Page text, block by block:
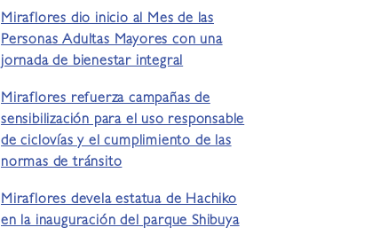
Miraflores dio inicio al Mes de las
Personas Adultas Mayores con una
jornada de bienestar integral
Miraflores refuerza campañas de
sensibilización para el uso responsable
de ciclovías y el cumplimiento de las
normas de tránsito
Miraflores devela estatua de Hachiko
en la inauguración del parque Shibuya